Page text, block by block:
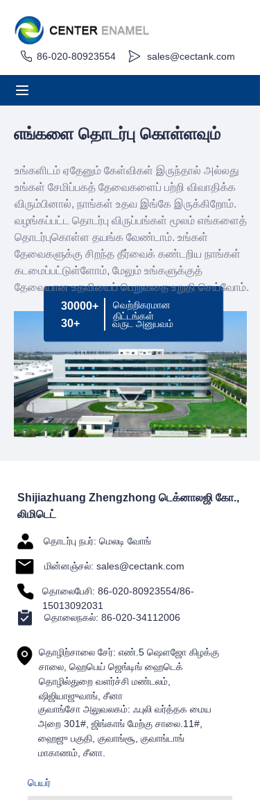
86-020-80923554 sales@cectank.com
எங்களை தொடர்பு கொள்ளவும்
உங்களிடம் ஏதேனும் கேள்விகள் இருந்தால் அல்லது
உங்கள் சேமிப்பகத் தேவைகளைப் பற்றி விவாதிக்க
விரும்பினால், நாங்கள் உதவ இங்கே இருக்கிறோம்.
வழங்கப்பட்ட தொடர்பு விருப்பங்கள் மூலம் எங்களைத்
தொடர்புகொள்ள தயங்க வேண்டாம். உங்கள்
தேவைகளுக்கு சிறந்த தீர்வைக் கண்டறிய நாங்கள்
கடமைப்பட்டுள்ளோம், மேலும் உங்களுக்குத்
தேவையான உதவியைப் பெறுவதை உறுதி செய்வோம்.
30000+
வருட அனுபவம்
30+
வெற்றிகரமான
திட்டங்கள்
பெயர்
Shijiazhuang Zhengzhong டெக்னாலஜி கோ.,
லிமிடெட்
தொடர்பு நபர்: மெலடி வோங்
மின்னஞ்சல்: sales@cectank.com
தொலைபேசி: 86-020-80923554/86-
15013092031
குவாங்சோ அலுவலகம்: ஃபுலி வர்த்தக மைய
அறை 301#, ஜிங்காங் மேற்கு சாலை.11#,
ஹைஜு பகுதி, குவாங்சூ, குவாங்டாங்
மாகாணம், சீனா.
தொலைநகல்: 86-020-34112006
தொழிற்சாலை சேர்: எண்.5 ஷௌஜோ கிழக்கு
சாலை, ஹெபெய் ஜெங்டிங் ஹைடெக்
தொழில்துறை வளர்ச்சி மண்டலம்,
ஷிஜியாஜுவாங், சீனா
வீடு
பற்றி
தயாரிப்புகள்
பயன்பாடுகள்
திட்ட வழக்கு
கோரிக்கை விலைப்புள்ளி
செய்தி
தொடர்பு